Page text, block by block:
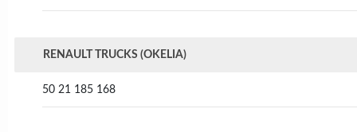
RENAULT TRUCKS (OKELIA)
50 21 185 168